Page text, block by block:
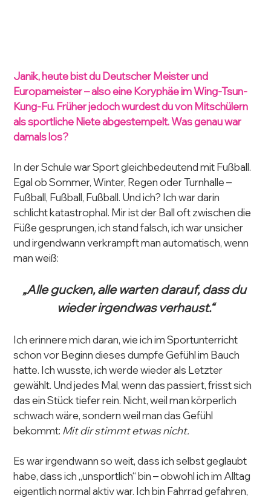
Janik, heute bist du Deutscher Meister und
Europameister – also eine Koryphäe im Wing-Tsun-
Kung-Fu. Früher jedoch wurdest du von Mitschülern
als sportliche Niete abgestempelt. Was genau war
damals los?
In der Schule war Sport gleichbedeutend mit Fußball.
Egal ob Sommer, Winter, Regen oder Turnhalle –
Fußball, Fußball, Fußball. Und ich? Ich war darin
schlicht katastrophal. Mir ist der Ball oft zwischen die
Füße gesprungen, ich stand falsch, ich war unsicher
und irgendwann verkrampft man automatisch, wenn
man weiß:
„Alle gucken, alle warten darauf, dass du
wieder irgendwas verhaust.“
Ich erinnere mich daran, wie ich im Sportunterricht
schon vor Beginn dieses dumpfe Gefühl im Bauch
hatte. Ich wusste, ich werde wieder als Letzter
gewählt. Und jedes Mal, wenn das passiert, frisst sich
das ein Stück tiefer rein. Nicht, weil man körperlich
schwach wäre, sondern weil man das Gefühl
bekommt: Mit dir stimmt etwas nicht.
Es war irgendwann so weit, dass ich selbst geglaubt
habe, dass ich „unsportlich“ bin – obwohl ich im Alltag
eigentlich normal aktiv war. Ich bin Fahrrad gefahren,